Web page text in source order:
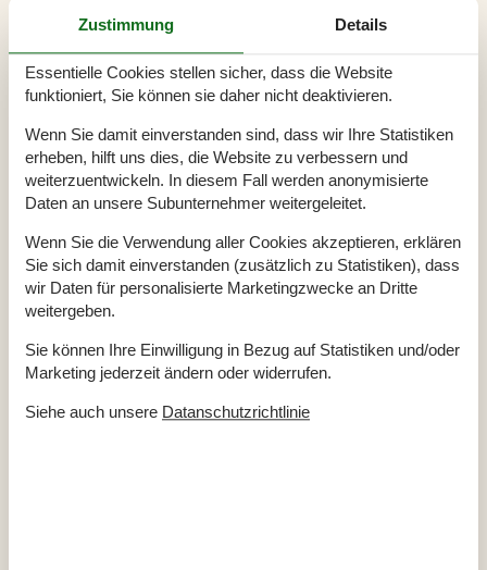
Drinnen
Fußbodenheizung im Badezimmer
Kaminofen
Wärmepumpe
1 Fernseher
DK-DR1/TV2
Internet (drahtlos)
Playstation 2
Stereoanlage und CD
In der Nähe
Die nächste Stadt
4 km
Entf. zum Wasser/Baden 300 m
Entfernung Einkauf
Nächstes Restaurant 4 km
Konzepte
Energiesparhaus
Zustimmung Details
Essentielle Cookies stellen sicher, dass die Website
funktioniert, Sie können sie daher nicht deaktivieren.
Wenn Sie damit einverstanden sind, dass wir Ihre Statistiken
erheben, hilft uns dies, die Website zu verbessern und
weiterzuentwickeln. In diesem Fall werden anonymisierte
Daten an unsere Subunternehmer weitergeleitet.
Wenn Sie die Verwendung aller Cookies akzeptieren, erklären
Sie sich damit einverstanden (zusätzlich zu Statistiken), dass
wir Daten für personalisierte Marketingzwecke an Dritte
weitergeben.
Sie können Ihre Einwilligung in Bezug auf Statistiken und/oder
Marketing jederzeit ändern oder widerrufen.
Siehe auch unsere Datanschutzrichtlinie